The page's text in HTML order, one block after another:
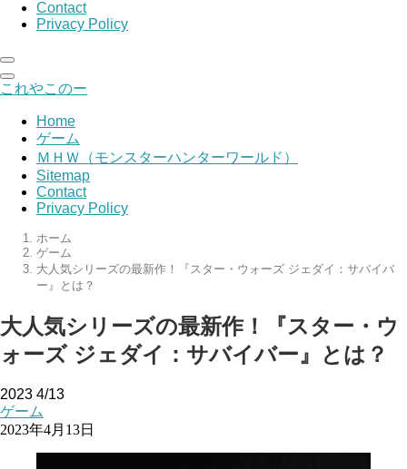
Contact
Privacy Policy
これやこのー
Home
ゲーム
ＭＨＷ（モンスターハンターワールド）
Sitemap
Contact
Privacy Policy
ホーム
ゲーム
大人気シリーズの最新作！『スター・ウォーズ ジェダイ：サバイバ
ー』とは？
大人気シリーズの最新作！『スター・ウ
ォーズ ジェダイ：サバイバー』とは？
2023 4/13
ゲーム
2023年4月13日